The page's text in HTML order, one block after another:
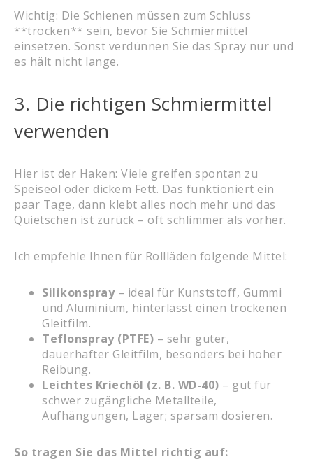
Wichtig: Die Schienen müssen zum Schluss
**trocken** sein, bevor Sie Schmiermittel
einsetzen. Sonst verdünnen Sie das Spray nur und
es hält nicht lange.
3. Die richtigen Schmiermittel
verwenden
Hier ist der Haken: Viele greifen spontan zu
Speiseöl oder dickem Fett. Das funktioniert ein
paar Tage, dann klebt alles noch mehr und das
Quietschen ist zurück – oft schlimmer als vorher.
Ich empfehle Ihnen für Rollläden folgende Mittel:
Silikonspray– ideal für Kunststoff, Gummi
und Aluminium, hinterlässt einen trockenen
Gleitfilm.
Teflonspray (PTFE) – sehr guter,
dauerhafter Gleitfilm, besonders bei hoher
Reibung.
Leichtes Kriechöl (z. B. WD-40) – gut für
schwer zugängliche Metallteile,
Aufhängungen, Lager; sparsam dosieren.
So tragen Sie das Mittel richtig auf: